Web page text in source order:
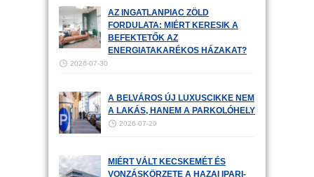
AZ INGATLANPIAC ZÖLD
FORDULATA: MIÉRT KERESIK A
BEFEKTETŐK AZ
ENERGIATAKARÉKOS HÁZAKAT?
2026-07-30
A BELVÁROS ÚJ LUXUSCIKKE NEM
A LAKÁS, HANEM A PARKOLÓHELY
2026-07-29
MIÉRT VÁLT KECSKEMÉT ÉS
VONZÁSKÖRZETE A HAZAI IPARI-